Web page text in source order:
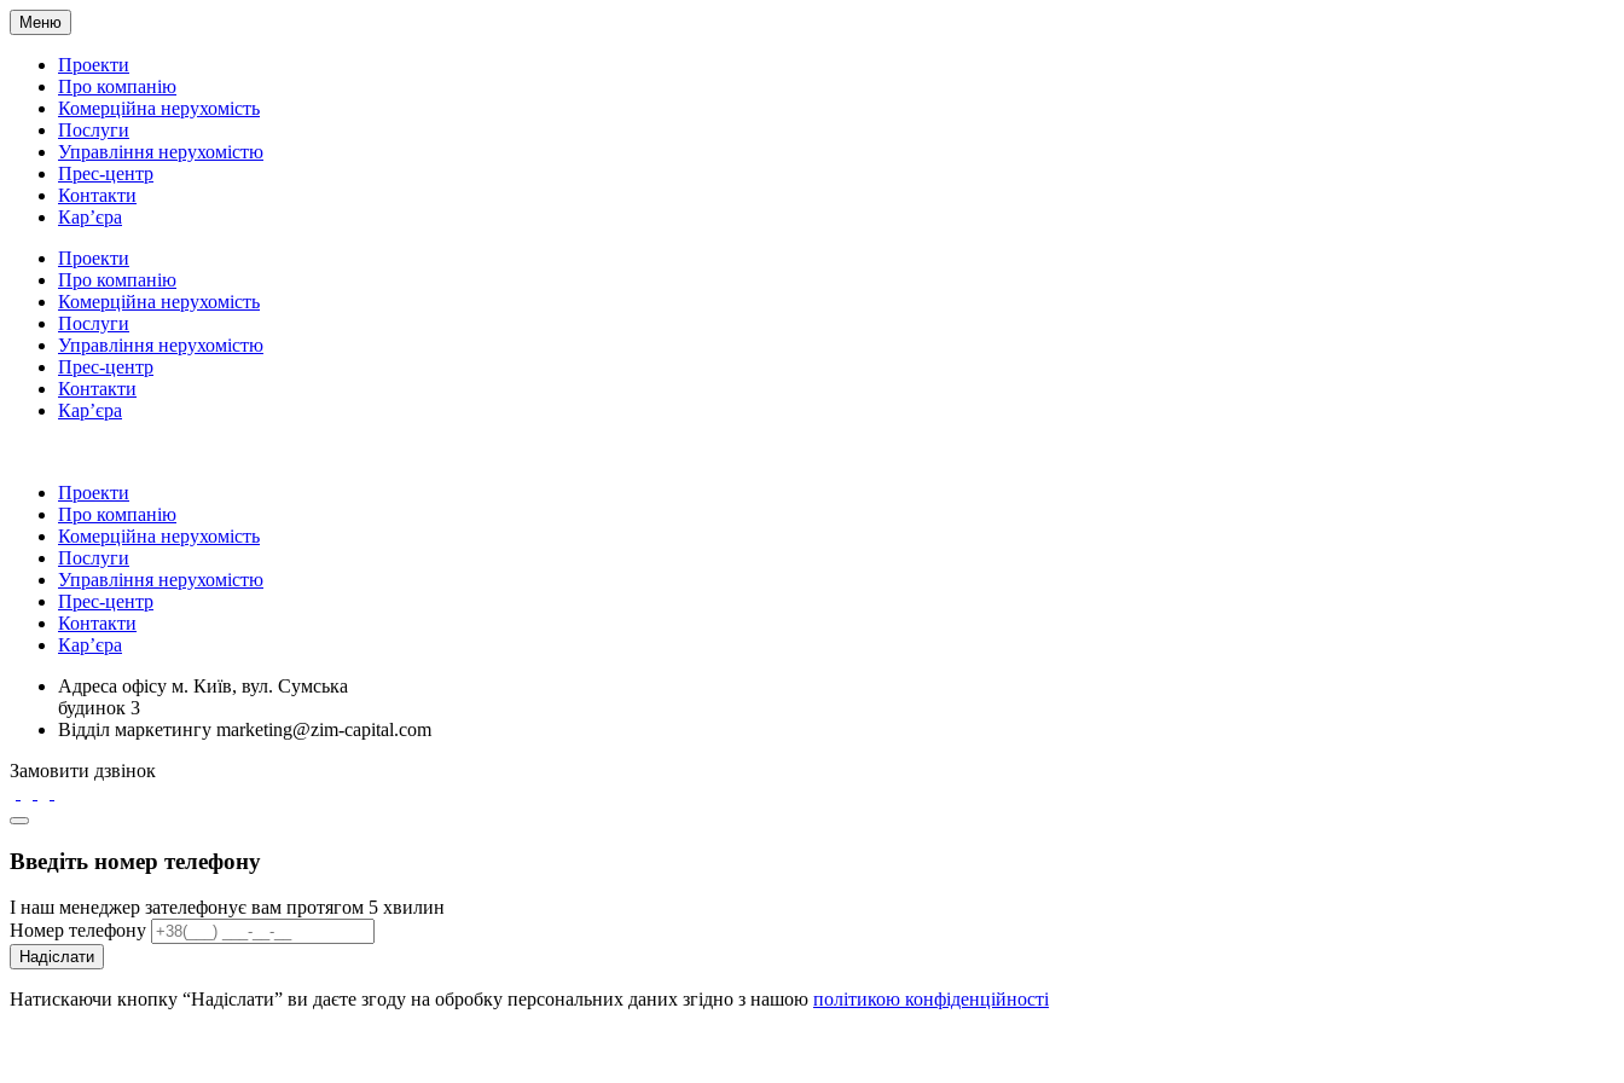
Меню
Проекти
Про компанію
Комерційна нерухомість
Послуги
Управління нерухомістю
Прес-центр
Контакти
Кар’єра
Проекти
Про компанію
Комерційна нерухомість
Послуги
Управління нерухомістю
Прес-центр
Контакти
Кар’єра
Проекти
Про компанію
Комерційна нерухомість
Послуги
Управління нерухомістю
Прес-центр
Контакти
Кар’єра
Адреса офісу м. Київ, вул. Сумська
будинок 3
Відділ маркетингу marketing@zim-capital.com
Замовити дзвінок
Введіть номер телефону
І наш менеджер зателефонує вам протягом 5 хвилин
Номер телефону
Надіслати
Натискаючи кнопку “Надіслати” ви даєте згоду на обробку персональних даних згідно з нашою політикою конфіденційності